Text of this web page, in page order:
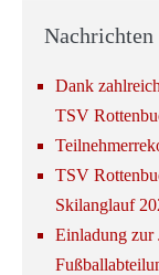
Dank
TSV
TSV
Skilanglauf
Einladung zur